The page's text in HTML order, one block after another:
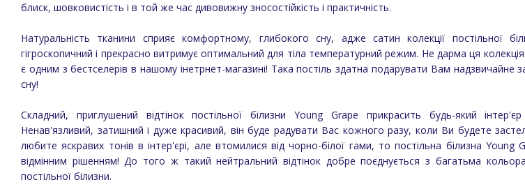
блиск, шовковистість і в той же час дивовижну зносостійкість і практичність.
Натуральність тканини сприяє комфортному, глибокого сну, адже сатин колекції постільної
гігроскопичний і прекрасно витримує оптимальний для тіла температурний режим. Не дарма ця колекція
є одним з бестселерів в нашому інетрнет-магазині! Така постіль здатна подарувати Вам надзвичайне
сну!
Складний, приглушений відтінок постільної білизни Young Grape прикрасить будь-який інтер'єр
Ненав'язливий, затишний і дуже красивий, він буде радувати Вас кожного разу, коли Ви будете
любите яскравих тонів в інтер'єрі, але втомилися від чорно-білої гами, то постільна білизна Young
відмінним рішенням! До того ж такий нейтральний відтінок добре поєднується з багатьма
постільної білизни.